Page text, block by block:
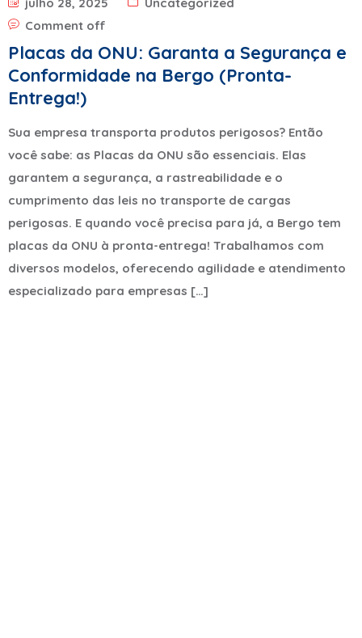
Comment off
Placas da ONU: Garanta a Segurança e
Conformidade na Bergo (Pronta-
Entrega!)
Sua empresa transporta produtos perigosos? Então
você sabe: as Placas da ONU são essenciais. Elas
garantem a segurança, a rastreabilidade e o
cumprimento das leis no transporte de cargas
perigosas. E quando você precisa para já, a Bergo tem
placas da ONU à pronta-entrega! Trabalhamos com
diversos modelos, oferecendo agilidade e atendimento
especializado para empresas […]